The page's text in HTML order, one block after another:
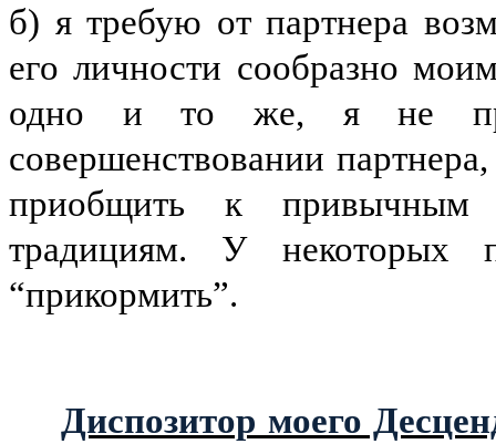
б) я требую от партнера
его личности сообразно
одно и то же, я не
совершенствовании
приобщить к
традициям. У некоторых
“прикормить”.
Диспозитор моего